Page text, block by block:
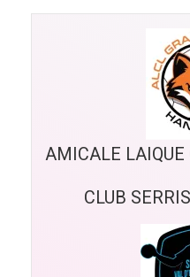
AMICALE
CLUB